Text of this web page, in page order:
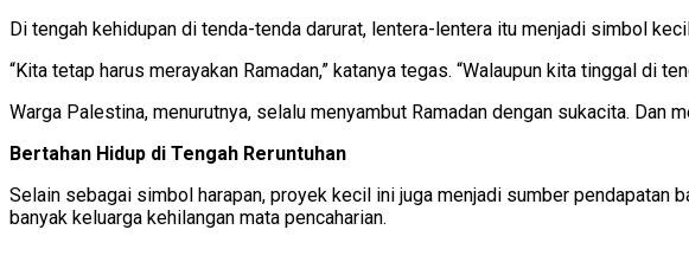
Di tengah kehidupan di tenda-tenda darurat, lentera-lentera itu menjadi simbol
“Kita tetap harus merayakan Ramadan,” katanya tegas. “Walaupun kita tinggal di
Warga Palestina, menurutnya, selalu menyambut Ramadan dengan sukacita. Dan
Bertahan Hidup di Tengah Reruntuhan
Selain sebagai simbol harapan, proyek kecil ini juga menjadi sumber pendapatan
banyak keluarga kehilangan mata pencaharian.